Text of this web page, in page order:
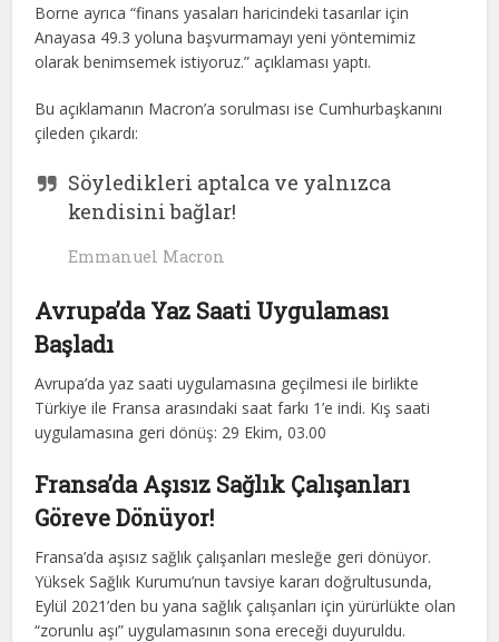
Borne ayrıca “finans yasaları haricindeki tasarılar için
Anayasa 49.3 yoluna başvurmamayı yeni yöntemimiz
olarak benimsemek istiyoruz.” açıklaması yaptı.
Bu açıklamanın Macron’a sorulması ise Cumhurbaşkanını
çileden çıkardı:
Söyledikleri aptalca ve yalnızca
kendisini bağlar!
Emmanuel Macron
Avrupa’da Yaz Saati Uygulaması
Başladı
Avrupa’da yaz saati uygulamasına geçilmesi ile birlikte
Türkiye ile Fransa arasındaki saat farkı 1’e indi. Kış saati
uygulamasına geri dönüş: 29 Ekim, 03.00
Fransa’da Aşısız Sağlık Çalışanları
Göreve Dönüyor!
Fransa’da aşısız sağlık çalışanları mesleğe geri dönüyor.
Yüksek Sağlık Kurumu’nun tavsiye kararı doğrultusunda,
Eylül 2021’den bu yana sağlık çalışanları için yürürlükte olan
“zorunlu aşı” uygulamasının sona ereceği duyuruldu.